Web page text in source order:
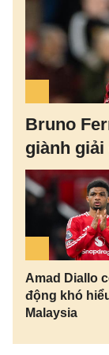
Bruno
giành giải
Amad Diallo
động khó
Malaysia